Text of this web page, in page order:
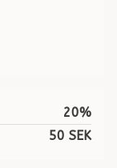
20%
50 SEK